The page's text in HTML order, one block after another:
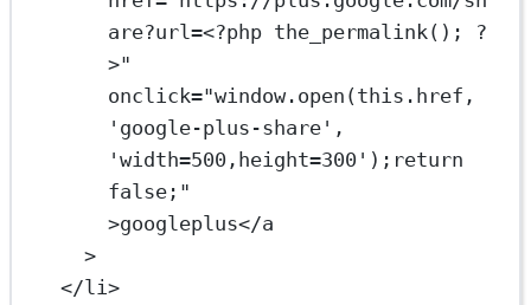
are?url=<?php the_permalink(); ?
>"
onclick="window. open (this . href ,
'google-plus-share',
'width=500,height=300'); return
false ;"
>googleplus</a
>
</li>